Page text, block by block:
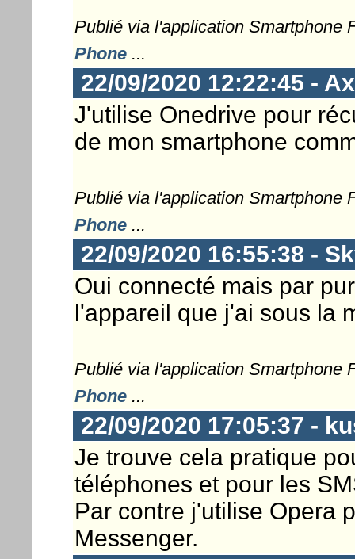
Publié via l'application Smartphone
Phone...
22/09/2020 12:22:45 -
J'utilise Onedrive pour
de mon smartphone
Publié via l'application Smartphone
Phone...
22/09/2020 16:55:38 -
Oui connecté mais par
l'appareil que j'ai sous la
Publié via l'application Smartphone
Phone...
22/09/2020 17:05:37 -
Je trouve cela pratique
téléphones et pour les
Par contre j'utilise Opera
Messenger.